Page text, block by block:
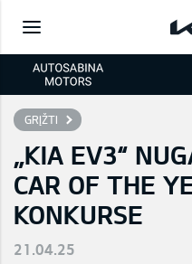
GRĮŽTI
„KIA EV3“
CAR OF THE
KONKURSE
21.04.25